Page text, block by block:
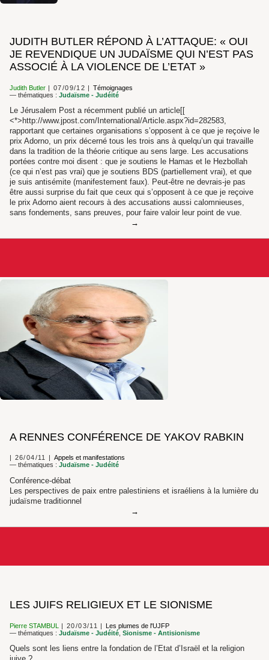
JUDITH BUTLER RÉPOND À L’ATTAQUE: « OUI
JE REVENDIQUE UN JUDAÏSME QUI N’EST PAS
ASSOCIÉ À LA VIOLENCE DE L’ETAT »
Judith Butler 07/09/12
Témoignages
— thématiques : Judaïsme - Judéité
Le Jérusalem Post a récemment publié un article[[
<*>http://www.jpost.com/International/Article.aspx?id=282583,
rapportant que certaines organisations s’opposent à ce que je reçoive le
prix Adorno, un prix décerné tous les trois ans à quelqu’un qui travaille
dans la tradition de la théorie critique au sens large. Les accusations
portées contre moi disent : que je soutiens le Hamas et le Hezbollah
(ce qui n’est pas vrai) que je soutiens BDS (partiellement vrai), et que
je suis antisémite (manifestement faux). Peut-être ne devrais-je pas
être aussi surprise du fait que ceux qui s’opposent à ce que je reçoive
le prix Adorno aient recours à des accusations aussi calomnieuses,
sans fondements, sans preuves, pour faire valoir leur point de vue.
A RENNES CONFÉRENCE DE YAKOV RABKIN
26/04/11
Appels et manifestations
— thématiques : Judaïsme - Judéité
Conférence-débat
Les perspectives de paix entre palestiniens et israéliens à la lumière du
judaïsme traditionnel
LES JUIFS RELIGIEUX ET LE SIONISME
Pierre STAMBUL 20/03/11
Les plumes de l'UJFP
— thématiques : Judaïsme - Judéité Sionisme - Antisionisme
Quels sont les liens entre la fondation de l’Etat d’Israël et la religion